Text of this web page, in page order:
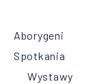
Aborygeni
Spotkania
Wystawy